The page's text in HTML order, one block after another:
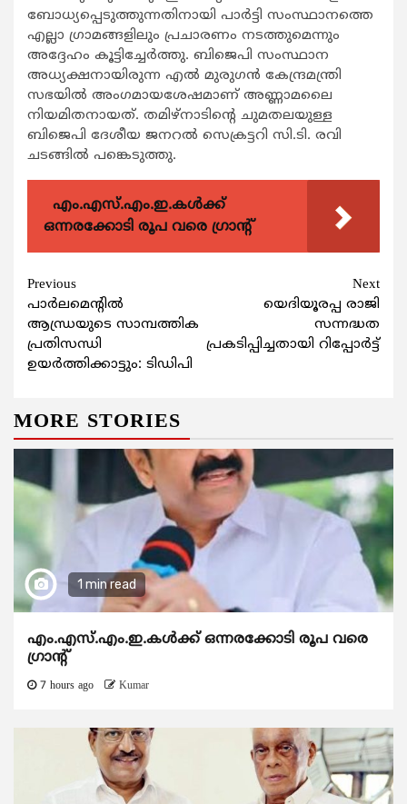
ബോധ്യപ്പെടുത്തുന്നതിനായി പാര്‍ട്ടി സംസ്ഥാനത്തെ
എല്ലാ ഗ്രാമങ്ങളിലും പ്രചാരണം നടത്തുമെന്നും
അദ്ദേഹം കൂട്ടിച്ചേര്‍ത്തു. ബിജെപി സംസ്ഥാന
അധ്യക്ഷനായിരുന്ന എല്‍ മുരുഗന്‍ കേന്ദ്രമന്ത്രി
സഭയില്‍ അംഗമായശേഷമാണ് അണ്ണാമലൈ
നിയമിതനായത്. തമിഴ്നാടിന്‍റെ ചുമതലയുള്ള
ബിജെപി ദേശീയ ജനറല്‍ സെക്രട്ടറി സി.ടി. രവി
ചടങ്ങില്‍ പങ്കെടുത്തു.
എം.എസ്.എം.ഇ.കൾക്ക്
ഒന്നരക്കോടി രൂപ വരെ ഗ്രാന്റ്
Continue
Reading
Previous
പാര്‍ലമെന്‍റില്‍
ആന്ധ്രയുടെ സാമ്പത്തിക
പ്രതിസന്ധി
ഉയര്‍ത്തിക്കാട്ടും: ടിഡിപി
Next
യെദിയൂരപ്പ രാജി
സന്നദ്ധത
പ്രകടിപ്പിച്ചതായി റിപ്പോര്‍ട്ട്
MORE STORIES
1 min read
എം.എസ്.എം.ഇ.കൾക്ക് ഒന്നരക്കോടി രൂപ വരെ
ഗ്രാന്റ്
7 hours ago Kumar